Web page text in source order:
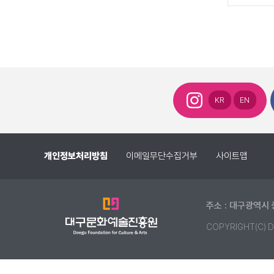
KR EN
개인정보처리방침 이메일무단수집거부 사이트맵
주소 : 대구광역
COPYRIGHT(C)